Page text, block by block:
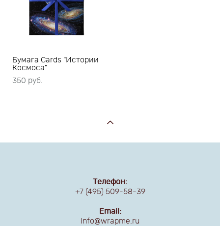
Бумага Сards "Истории
Космоса"
350 pуб.
Телефон:
+7 (495) 509-58-39
Email:
info@wrapme.ru